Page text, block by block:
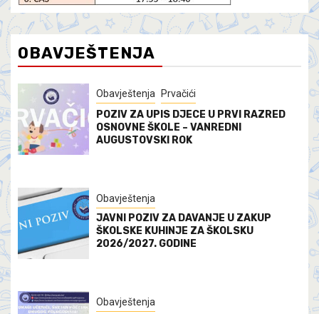
OBAVJEŠTENJA
Obavještenja Prvačići
POZIV ZA UPIS DJECE U PRVI RAZRED
OSNOVNE ŠKOLE – VANREDNI
AUGUSTOVSKI ROK
Obavještenja
JAVNI POZIV ZA DAVANJE U ZAKUP
ŠKOLSKE KUHINJE ZA ŠKOLSKU
2026/2027. GODINE
Obavještenja